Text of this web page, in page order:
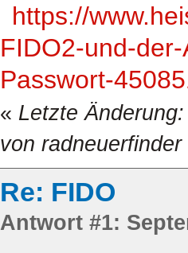
https://
FIDO2-und-
Passwort-
« Letzte
von radneuerfinder
Re: FIDO
Antwort #1: